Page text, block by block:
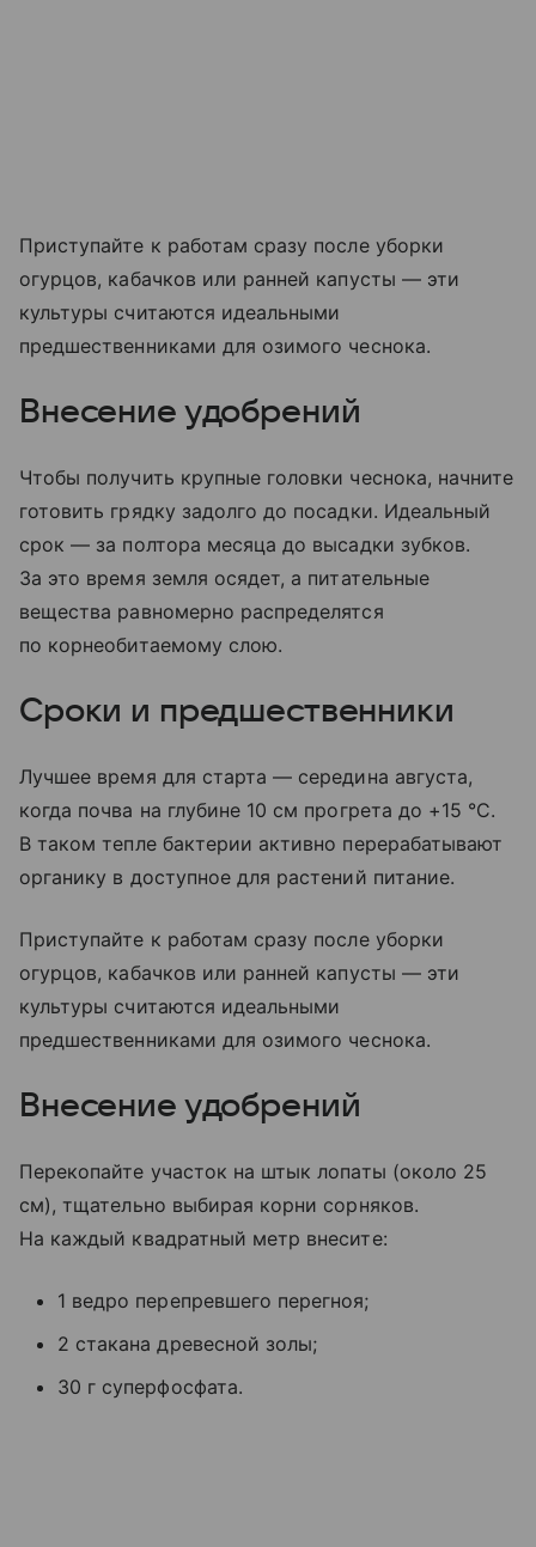
Приступайте к работам сразу после уборки
огурцов, кабачков или ранней капусты — эти
культуры считаются идеальными
предшественниками для озимого чеснока.
Внесение удобрений
Чтобы получить крупные головки чеснока, начните
готовить грядку задолго до посадки. Идеальный
срок — за полтора месяца до высадки зубков.
За это время земля осядет, а питательные
вещества равномерно распределятся
по корнеобитаемому слою.
Сроки и предшественники
Лучшее время для старта — середина августа,
когда почва на глубине 10 см прогрета до +15 °C.
В таком тепле бактерии активно перерабатывают
органику в доступное для растений питание.
Приступайте к работам сразу после уборки
огурцов, кабачков или ранней капусты — эти
культуры считаются идеальными
предшественниками для озимого чеснока.
Внесение удобрений
Перекопайте участок на штык лопаты (около 25
см), тщательно выбирая корни сорняков.
На каждый квадратный метр внесите:
1 ведро перепревшего перегноя;
2 стакана древесной золы;
30 г суперфосфата.